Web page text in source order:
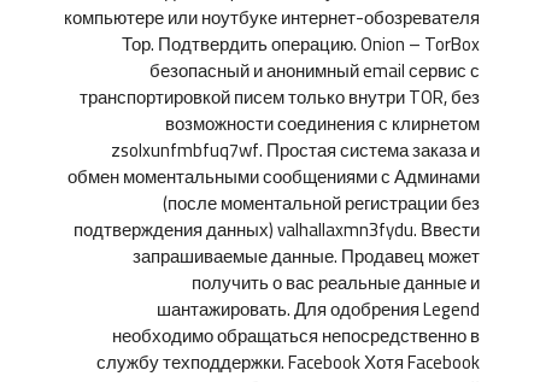
компьютере или ноутбуке интернет-обозревателя
Тор. Подтвердить операцию. Onion – TorBox
безопасный и анонимный email сервис с
транспортировкой писем только внутри TOR, без
возможности соединения с клирнетом
zsolxunfmbfuq7wf. Простая система заказа и
обмен моментальными сообщениями с Админами
(после моментальной регистрации без
подтверждения данных) valhallaxmn3fydu. Ввести
запрашиваемые данные. Продавец может
получить о вас реальные данные и
шантажировать. Для одобрения Legend
необходимо обращаться непосредственно в
службу техподдержки. Facebook Хотя Facebook